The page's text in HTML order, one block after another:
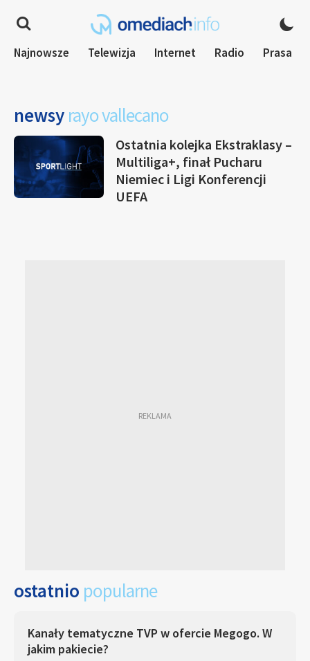
Najnowsze Telewizja Internet Radio Prasa
newsy rayo vallecano
Ostatnia kolejka Ekstraklasy –
Multiliga+, finał Pucharu
Niemiec i Ligi Konferencji
UEFA
ostatnio popularne
Kanały tematyczne TVP w ofercie Megogo. W
jakim pakiecie?